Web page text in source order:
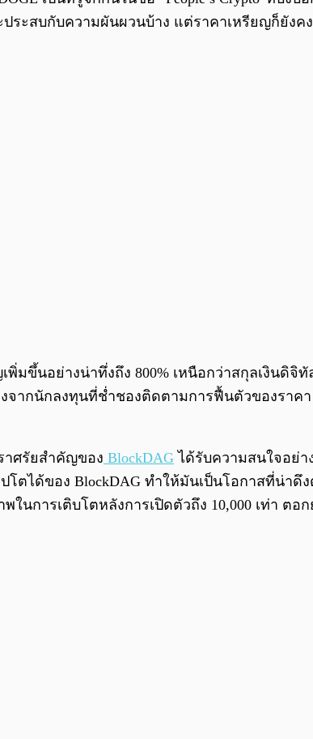
ระสบกับความผันผวนบ้าง แต่ราคาเหรียญก็ยังค
พิ่มขึ้นอย่างน่าทึ่งถึง 800% เหนือกว่าสกุลเงินดิจิ
จากนักลงทุนที่ช่ำชองติดตามการฟื้นตัวของราค
าศรัยสำคัญของ BlockDAG ได้รับความสนใจอย่า
ได้ของ BlockDAG ทำให้มันเป็นโอกาสที่น่าดึ
ในการเติบโตหลังการเปิดตัวถึง 10,000 เท่า ต